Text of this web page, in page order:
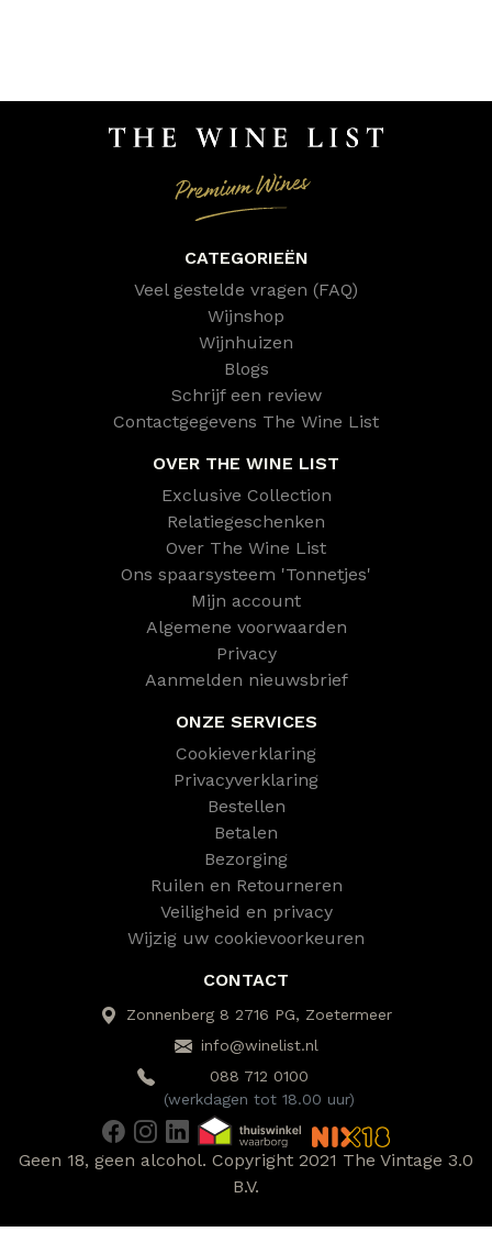
CATEGORIEËN
Veel gestelde vragen (FAQ)
Wijnshop
Wijnhuizen
Blogs
Schrijf een review
Contactgegevens The Wine List
OVER THE WINE LIST
Exclusive Collection
Relatiegeschenken
Over The Wine List
Ons spaarsysteem 'Tonnetjes'
Mijn account
Algemene voorwaarden
Privacy
Aanmelden nieuwsbrief
ONZE SERVICES
Cookieverklaring
Privacyverklaring
Bestellen
Betalen
Bezorging
Ruilen en Retourneren
Veiligheid en privacy
Wijzig uw cookievoorkeuren
CONTACT
Zonnenberg 8 2716 PG, Zoetermeer
info@winelist.nl
088 712 0100
(werkdagen tot 18.00 uur)
Geen 18, geen alcohol. Copyright 2021 The Vintage 3.0
B.V.